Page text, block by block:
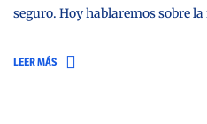
seguro. Hoy hablaremos sobre
LEER MÁS